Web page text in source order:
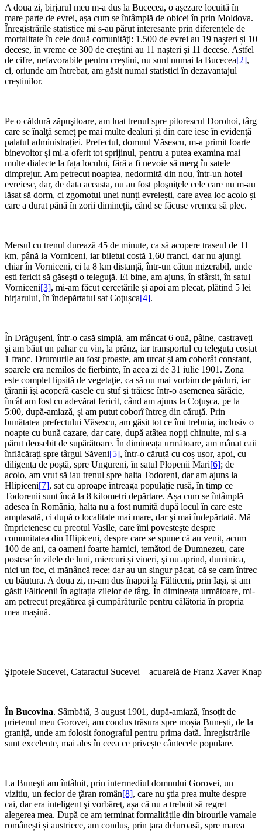
A doua zi, birjarul meu m-a dus la Bucecea, o aşezare locuită în
mare parte de evrei, așa cum se întâmplă de obicei în prin Moldova.
Înregistrările statistice mi s-au părut interesante prin diferenţele de
mortalitate în cele două comunităţi: 1.500 de evrei au 19 nașteri și 10
decese, în vreme ce 300 de creștini au 11 nașteri și 11 decese. Astfel
de cifre, nefavorabile pentru creștini, nu sunt numai la Bucecea[2],
ci, oriunde am întrebat, am găsit numai statistici în dezavantajul
creștinilor.
Pe o căldură zăpuşitoare, am luat trenul spre pitorescul Dorohoi, târg
care se înalţă semeţ pe mai multe dealuri și din care iese în evidenţă
palatul administrației. Prefectul, domnul Văsescu, m-a primit foarte
binevoitor și mi-a oferit tot sprijinul, pentru a putea examina mai
multe dialecte la fața locului, fără a fi nevoie să merg în satele
dimprejur. Am petrecut noaptea, nedormită din nou, într-un hotel
evreiesc, dar, de data aceasta, nu au fost ploşniţele cele care nu m-au
lăsat să dorm, ci zgomotul unei nunți evreiești, care avea loc acolo și
care a durat până în zorii dimineții, când se făcuse vremea să plec.
Mersul cu trenul durează 45 de minute, ca să acopere traseul de 11
km, până la Vorniceni, iar biletul costă 1,60 franci, dar nu ajungi
chiar în Vorniceni, ci la 8 km distanță, într-un cătun mizerabil, unde
ești fericit să găseşti o teleguţă. Ei bine, am ajuns, în sfârșit, în satul
Vorniceni[3], mi-am făcut cercetările și apoi am plecat, plătind 5 lei
birjarului, în îndepărtatul sat Coţușca[4].
În Drăguşeni, într-o casă simplă, am mâncat 6 ouă, pâine, castraveți
și am băut un pahar cu vin, la prânz, iar transportul cu teleguţa costat
1 franc. Drumurile au fost proaste, am urcat și am coborât constant,
soarele era nemilos de fierbinte, în acea zi de 31 iulie 1901. Zona
este complet lipsită de vegetaţie, ca să nu mai vorbim de păduri, iar
ţăranii îşi acoperă casele cu stuf şi trăiesc într-o asemenea sărăcie,
încât am fost cu adevărat fericit, când am ajuns la Coţuşca, pe la
5:00, după-amiază, și am putut coborî întreg din căruţă. Prin
bunătatea prefectului Văsescu, am găsit tot ce îmi trebuia, inclusiv o
noapte cu bună cazare, dar care, după atâtea nopţi chinuite, mi s-a
părut deosebit de supărătoare. În dimineața următoare, am mânat caii
înflăcărați spre târgul Săveni[5], într-o căruță cu coș ușor, apoi, cu
diligenţa de poștă, spre Ungureni, în satul Plopenii Mari[6]; de
acolo, am vrut să iau trenul spre halta Todoreni, dar am ajuns la
Hlipiceni[7], sat cu aproape întreaga populație rusă, în timp ce
Todorenii sunt încă la 8 kilometri depărtare. Așa cum se întâmplă
adesea în România, halta nu a fost numită după locul în care este
amplasată, ci după o localitate mai mare, dar şi mai îndepărtată. Mă
împrietenesc cu preotul Vasile, care îmi povesteşte despre
comunitatea din Hlipiceni, despre care se spune că au venit, acum
100 de ani, ca oameni foarte harnici, temători de Dumnezeu, care
postesc în zilele de luni, miercuri și vineri, şi nu aprind, duminica,
nici un foc, ci mănâncă rece; dar au un singur păcat, că se cam întrec
cu băutura. A doua zi, m-am dus înapoi la Fălticeni, prin Iaşi, şi am
găsit Fălticenii în agitația zilelor de târg. În dimineața următoare, mi-
am petrecut pregătirea și cumpărăturile pentru călătoria în propria
mea mașină.
Şipotele Sucevei, Cataractul Sucevei – acuarelă de Franz Xaver
În Bucovina. Sâmbătă, 3 august 1901, după-amiază, însoțit de
prietenul meu Gorovei, am condus trăsura spre moșia Bunești, de la
graniță, unde am folosit fonograful pentru prima dată. Înregistrările
sunt excelente, mai ales în ceea ce privește cântecele populare.
La Buneşti am întâlnit, prin intermediul domnului Gorovei, un
vizitiu, un fecior de ţăran român[8], care nu ştia prea multe despre
cai, dar era inteligent şi vorbăreţ, așa că nu a trebuit să regret
alegerea mea. După ce am terminat formalitățile din birourile vamale
românești și austriece, am condus, prin țara deluroasă, spre marea